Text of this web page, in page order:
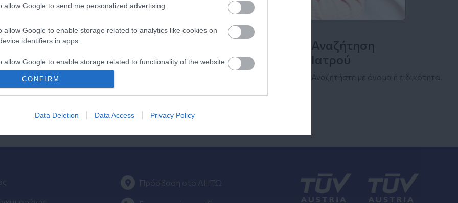
allow Google to send me personalized advertising.
allow Google to enable storage related to analytics like cookies on
identifiers in apps.
allow Google to enable storage related to functionality of the website
allow Google to enable storage related to security, including
CONFIRM
Data Deletion Data Access Privacy Policy
Υπολογιστής
Υπολογίστε της ημέρες της κύησής
Αναζήτηση
Ιατρού
Αναζητήστε με όνομα ή ειδικότητα.
Πρόσβαση στο ΛΗΤΩ